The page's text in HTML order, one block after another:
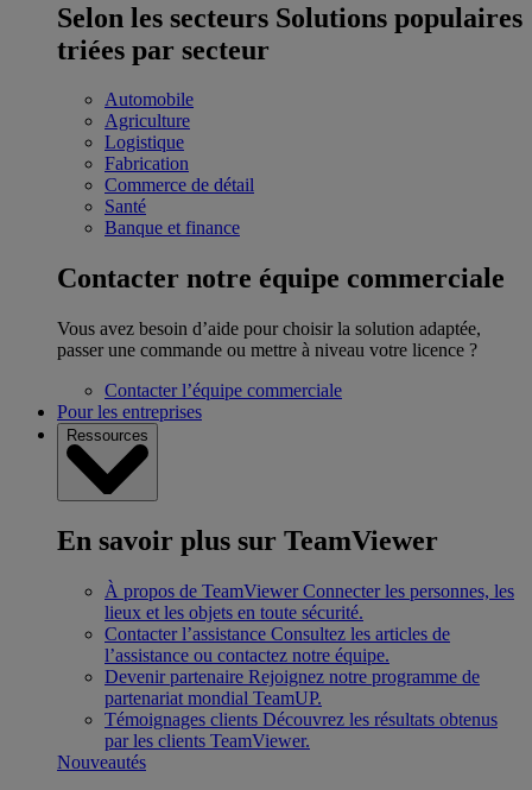
Selon les secteurs Solutions populaires
triées par secteur
Automobile
Agriculture
Logistique
Fabrication
Commerce de détail
Santé
Banque et finance
Contacter notre équipe commerciale
Vous avez besoin d’aide pour choisir la solution adaptée,
passer une commande ou mettre à niveau votre licence ?
Contacter l’équipe commerciale
Pour les entreprises
Ressources
En savoir plus sur TeamViewer
À propos de TeamViewer Connecter les personnes, les
lieux et les objets en toute sécurité.
Contacter l’assistance Consultez les articles de
l’assistance ou contactez notre équipe.
Devenir partenaire Rejoignez notre programme de
partenariat mondial TeamUP.
Témoignages clients Découvrez les résultats obtenus
par les clients TeamViewer.
Nouveautés